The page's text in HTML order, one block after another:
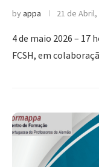
byappa 21 de Abril,
4 de maio 2026 – 17
FCSH, em